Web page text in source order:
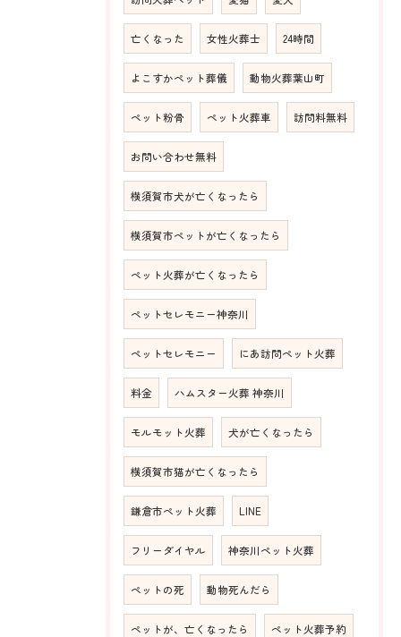
亡くなった 女性火葬士 24時間
よこすかペット葬儀 動物火葬葉山町
ペット粉骨 ペット火葬車 訪問料無料
お問い合わせ無料
横須賀市犬が亡くなったら
横須賀市ペットが亡くなったら
ペット火葬が亡くなったら
ペットセレモニー神奈川
ペットセレモニー にあ訪問ペット火葬
料金 ハムスター火葬 神奈川
モルモット火葬 犬が亡くなったら
横須賀市猫が亡くなったら
鎌倉市ペット火葬 LINE
フリーダイヤル 神奈川ペット火葬
ペットの死 動物死んだら
ペットが、亡くなったら ペット火葬予約